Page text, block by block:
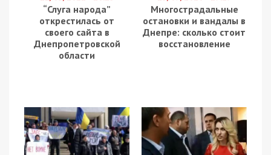
“Слуга народа”
открестилась от
своего сайта в
Днепропетровской
области
Многострадальные
остановки и вандалы в
Днепре: сколько стоит
восстановление